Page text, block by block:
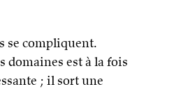
se compliquent.
domaines est à la fois
; il sort une